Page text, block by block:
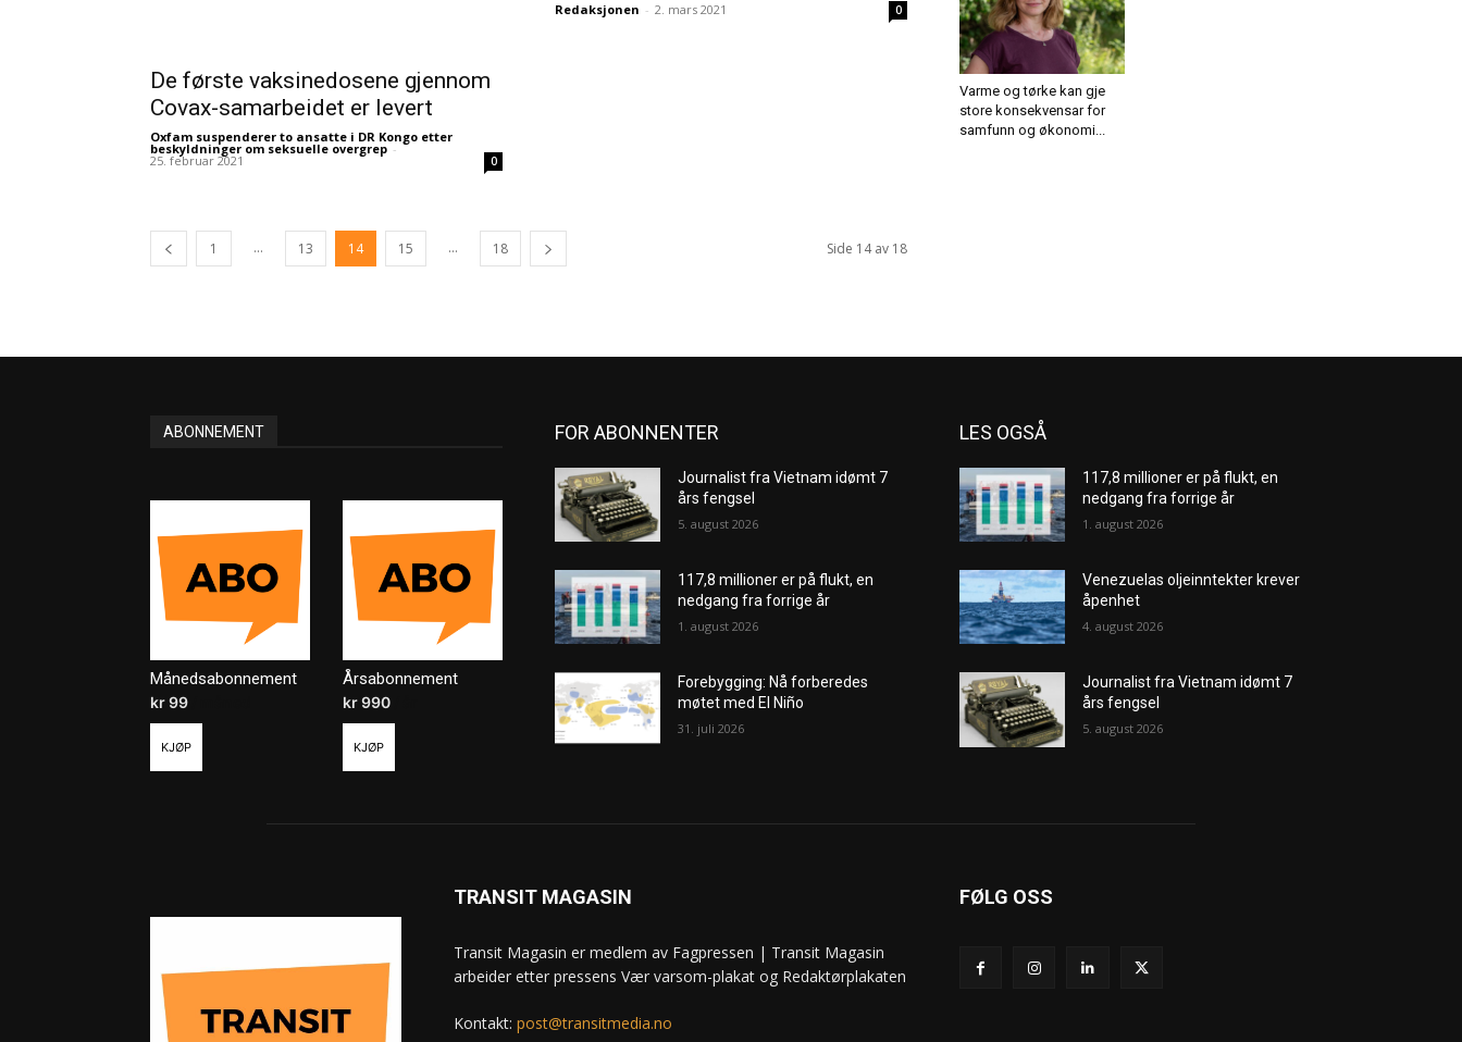
Redaksjonen - 2. mars 2021 0
De første vaksinedosene gjennom
Covax-samarbeidet er levert
Oxfam suspenderer to ansatte i DR Kongo etter
beskyldninger om seksuelle overgrep -
25. februar 2021 0
1 ... 13 14 15 ... 18 Side 14 av 18
Varme og tørke kan gje
store konsekvensar for
samfunn og økonomi...
ABONNEMENT
Månedsabonnement
kr99
KJØP
Årsabonnement
kr990
KJØP
FOR ABONNENTER
Journalist fra Vietnam idømt 7
års fengsel
5. august 2026
117,8 millioner er på flukt, en
nedgang fra forrige år
1. august 2026
Forebygging: Nå forberedes
møtet med El Niño
31. juli 2026
LES OGSÅ
117,8 millioner er på flukt, en
nedgang fra forrige år
1. august 2026
Venezuelas oljeinntekter krever
åpenhet
4. august 2026
Journalist fra Vietnam idømt 7
års fengsel
5. august 2026
TRANSIT MAGASIN
Transit Magasin er medlem av Fagpressen | Transit Magasin
arbeider etter pressens Vær varsom-plakat og Redaktørplakaten
Kontakt: post@transitmedia.no
FØLG OSS